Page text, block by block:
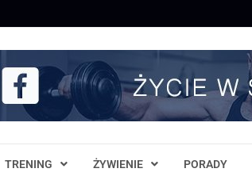
TRENING ŻYWIENIE PORADY